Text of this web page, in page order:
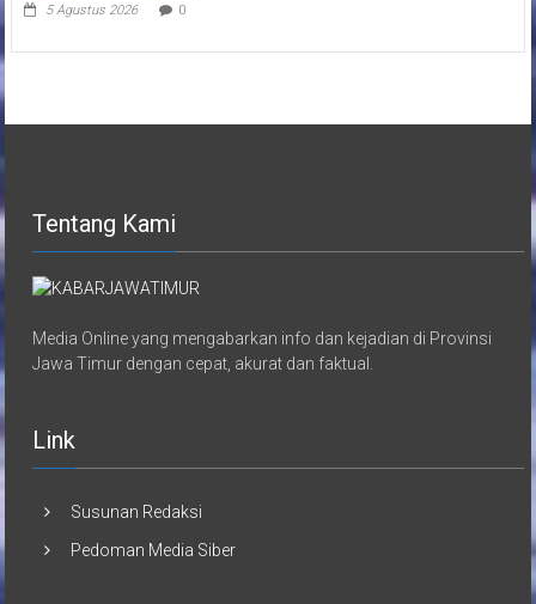
5 Agustus 2026 0
Tentang Kami
Media Online yang mengabarkan info dan kejadian di Provinsi
Jawa Timur dengan cepat, akurat dan faktual.
Link
Susunan Redaksi
Pedoman Media Siber